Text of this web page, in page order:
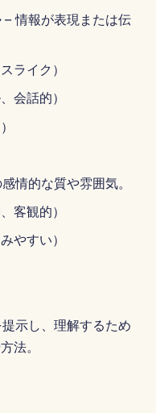
– 情報が表現または伝
ライク）
会話的）
情的な質や雰囲気。
客観的）
やすい）
示し、理解するため
法。